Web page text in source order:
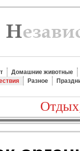
Домашние животные
Разное